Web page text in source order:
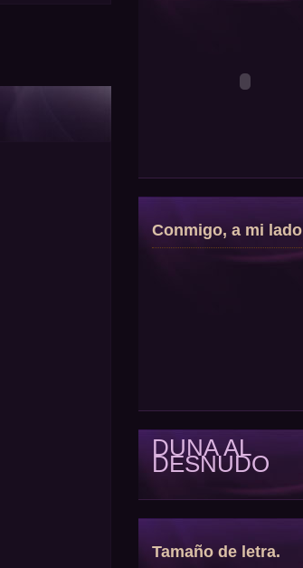
Conmigo, a mi lado
DUNA AL
DESNUDO
Tamaño de letra.